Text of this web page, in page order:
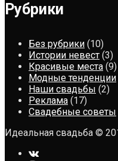
Рубрики
Без рубрики (10)
Истории невест (3)
Красивые места (9)
Модные тенденции
Наши свадьбы (2)
Реклама (17)
Свадебные советы
Идеальная свадьба ©